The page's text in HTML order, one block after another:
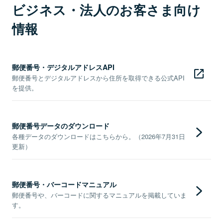
ビジネス・法人のお客さま向け
情報
郵便番号・デジタルアドレスAPI
郵便番号とデジタルアドレスから住所を取得できる公式API
を提供。
郵便番号データのダウンロード
各種データのダウンロードはこちらから。（2026年7月31日
更新）
郵便番号・バーコードマニュアル
郵便番号や、バーコードに関するマニュアルを掲載していま
す。